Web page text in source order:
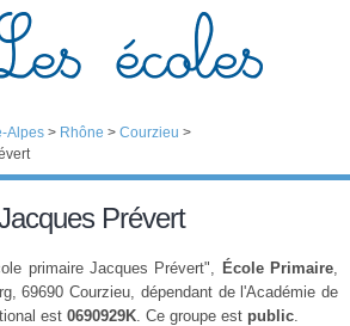
Alpes > Rhône > Courzieu >
Prévert
primaire Jacques Prévert", École Primaire,
69690 Courzieu, dépendant de l'Académie de
est 0690929K. Ce groupe est public.